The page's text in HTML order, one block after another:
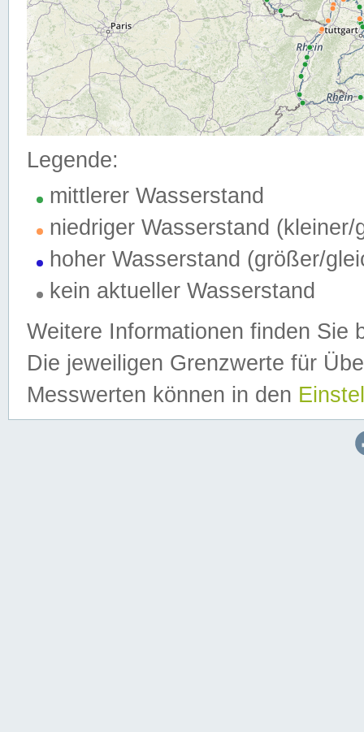
Legende:
mittlerer Wasserstand
niedriger Wasserstand (kleiner/
hoher Wasserstand (größer/
kein aktueller Wasserstand
Weitere Informationen finden Sie
Die jeweiligen Grenzwerte für
Messwerten können in den